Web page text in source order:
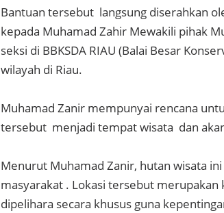
Bantuan tersebut langsung diserahkan
kepada Muhamad Zahir Mewakili pihak
seksi di BBKSDA RIAU (Balai Besar
wilayah di Riau.
Muhamad Zanir mempunyai rencana
tersebut menjadi tempat wisata dan
Menurut Muhamad Zanir, hutan wisata
masyarakat . Lokasi tersebut merupakan
dipelihara secara khusus guna